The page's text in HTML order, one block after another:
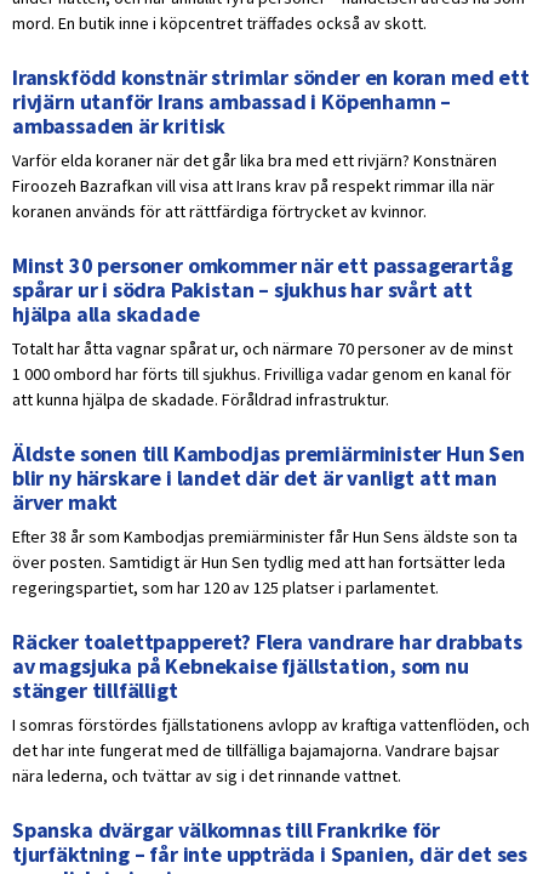
mord. En butik inne i köpcentret träffades också av skott.
Iranskfödd konstnär strimlar sönder en koran med ett
rivjärn utanför Irans ambassad i Köpenhamn –
ambassaden är kritisk
Varför elda koraner när det går lika bra med ett rivjärn? Konstnären
Firoozeh Bazrafkan vill visa att Irans krav på respekt rimmar illa när
koranen används för att rättfärdiga förtrycket av kvinnor.
Minst 30 personer omkommer när ett passagerartåg
spårar ur i södra Pakistan – sjukhus har svårt att
hjälpa alla skadade
Totalt har åtta vagnar spårat ur, och närmare 70 personer av de minst
1 000 ombord har förts till sjukhus. Frivilliga vadar genom en kanal för
att kunna hjälpa de skadade. Föråldrad infrastruktur.
Äldste sonen till Kambodjas premiärminister Hun Sen
blir ny härskare i landet där det är vanligt att man
ärver makt
Efter 38 år som Kambodjas premiärminister får Hun Sens äldste son ta
över posten. Samtidigt är Hun Sen tydlig med att han fortsätter leda
regeringspartiet, som har 120 av 125 platser i parlamentet.
Räcker toalettpapperet? Flera vandrare har drabbats
av magsjuka på Kebnekaise fjällstation, som nu
stänger tillfälligt
I somras förstördes fjällstationens avlopp av kraftiga vattenflöden, och
det har inte fungerat med de tillfälliga bajamajorna. Vandrare bajsar
nära lederna, och tvättar av sig i det rinnande vattnet.
Spanska dvärgar välkomnas till Frankrike för
tjurfäktning – får inte uppträda i Spanien, där det ses